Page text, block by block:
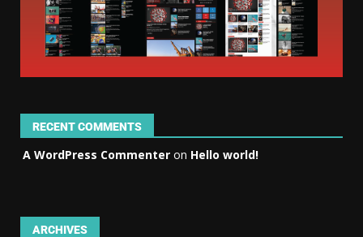
RECENT COMMENTS
A WordPress Commenter on Hello world!
ARCHIVES